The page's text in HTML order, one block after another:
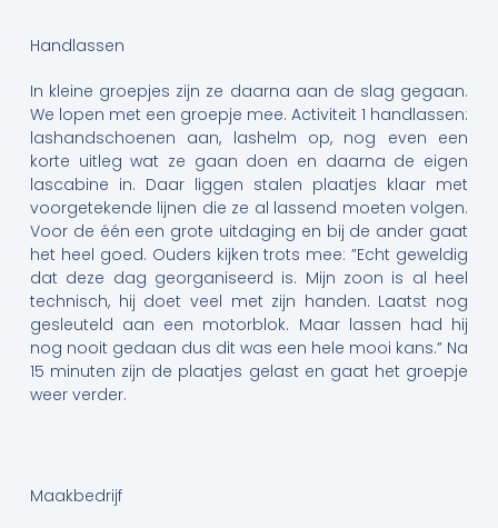
Handlassen
In kleine groepjes zijn ze daarna aan de slag gegaan.
We lopen met een groepje mee. Activiteit 1 handlassen:
lashandschoenen aan, lashelm op, nog even een
korte uitleg wat ze gaan doen en daarna de eigen
lascabine in. Daar liggen stalen plaatjes klaar met
voorgetekende lijnen die ze al lassend moeten volgen.
Voor de één een grote uitdaging en bij de ander gaat
het heel goed. Ouders kijken trots mee: ”Echt geweldig
dat deze dag georganiseerd is. Mijn zoon is al heel
technisch, hij doet veel met zijn handen. Laatst nog
gesleuteld aan een motorblok. Maar lassen had hij
nog nooit gedaan dus dit was een hele mooi kans.” Na
15 minuten zijn de plaatjes gelast en gaat het groepje
weer verder.
Maakbedrijf